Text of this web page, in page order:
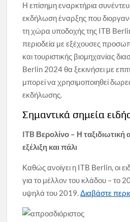
Η επίσημη εναρκτήρια
εκδήλωση έναρξης που
τη χώρα υποδοχής της ITB
περιοδεία με εξέχουσες
και τουριστικής βιομηχανίας
Berlin 2024 θα ξεκινήσει με
μπορεί να χρησιμοποιηθεί
εκδήλωσης.
Σημαντικά σημεία
ITB Βερολίνο – Η ταξιδιωτική
εξέλιξη και πάλι
Καθώς ανοίγει η ITB Berlin, οι
για το μέλλον του κλάδου – το
υψηλά του 2019.Διαβάστε